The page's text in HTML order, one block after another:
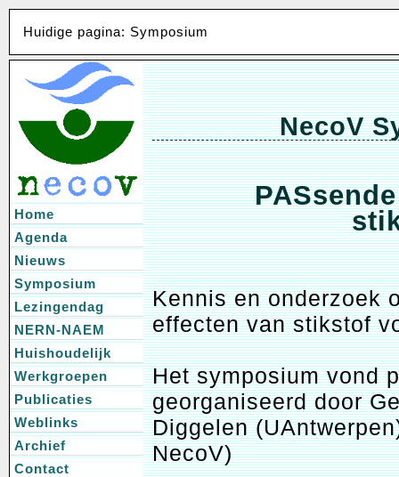
Huidige pagina: Symposium
NecoV
Kennis en onderzoek
effecten van stikstof
Het symposium vond
georganiseerd door
Diggelen
NecoV)
Home
Agenda
Nieuws
Symposium
Lezingendag
NERN-NAEM
Huishoudelijk
Werkgroepen
Publicaties
Weblinks
Archief
Contact